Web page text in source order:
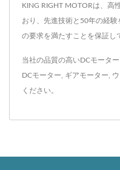
KING RIGHT MOTORは、高
おり、先進技術と50年の経
の要求を満たすことを保証し
当社の品質の高いDCモータ
DCモーター ギアモーター
ください。